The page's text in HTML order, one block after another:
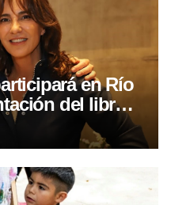
en Río
del libro